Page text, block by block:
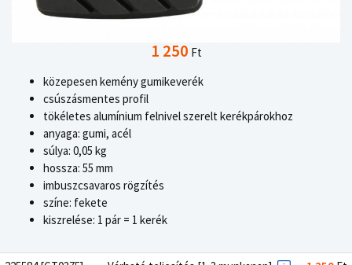
1 250 Ft
közepesen kemény gumikeverék
csúszásmentes profil
tökéletes alumínium felnivel szerelt kerékpárokhoz
anyaga: gumi, acél
súlya: 0,05 kg
hossza: 55 mm
imbuszcsavaros rögzítés
színe: fekete
kiszrelése: 1 pár = 1 kerék